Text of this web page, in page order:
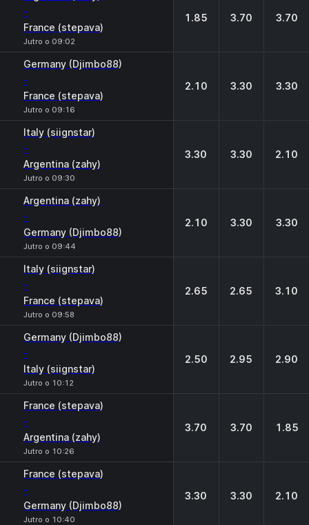
-
France (stepava)
Jutro o 09:02
1.85 3.70 3.70
Germany (Djimbo88)
-
France (stepava)
Jutro o 09:16
2.10 3.30 3.30
Italy (siignstar)
-
Argentina (zahy)
Jutro o 09:30
3.30 3.30 2.10
Argentina (zahy)
-
Germany (Djimbo88)
Jutro o 09:44
2.10 3.30 3.30
Italy (siignstar)
-
France (stepava)
Jutro o 09:58
2.65 2.65 3.10
Germany (Djimbo88)
-
Italy (siignstar)
Jutro o 10:12
2.50 2.95 2.90
France (stepava)
-
Argentina (zahy)
Jutro o 10:26
3.70 3.70 1.85
France (stepava)
-
Germany (Djimbo88)
Jutro o 10:40
3.30 3.30 2.10